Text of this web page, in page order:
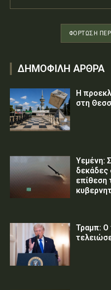
ΦΌΡΤΩΣΗ
ΔΗΜΟΦΙΛΗ ΑΡΘΡΑ
Η
στη
Υεμένη:
δεκάδες
επίθεση
Τραμπ: Ο